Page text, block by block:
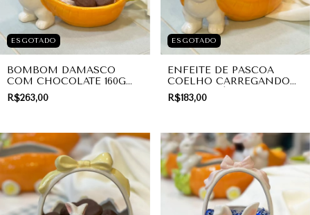
ESGOTADO
BOMBOM DAMASCO
COM CHOCOLATE 160G
NO ENFEITE DE PASCOA
COELHO CARREGANDO
R$263,00
ESGOTADO
ENFEITE DE PASCOA
COELHO CARREGANDO
CENOURA | MESA POSTA
R$183,00